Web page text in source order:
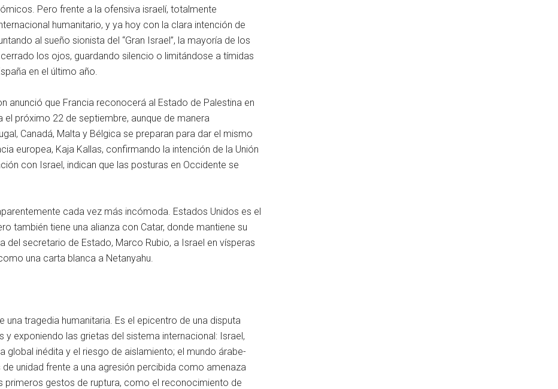
Pero frente a la ofensiva israelí, totalmente
humanitario, y ya hoy con la clara intención de
al sueño sionista del “Gran Israel”, la mayoría de los
los ojos, guardando silencio o limitándose a tímidas
en el último año.
anunció que Francia reconocerá al Estado de Palestina en
el próximo 22 de septiembre, aunque de manera
Canadá, Malta y Bélgica se preparan para dar el mismo
europea, Kaja Kallas, confirmando la intención de la Unión
con Israel, indican que las posturas en Occidente se
cada vez más incómoda. Estados Unidos es el
también tiene una alianza con Catar, donde mantiene su
del secretario de Estado, Marco Rubio, a Israel en vísperas
una carta blanca a Netanyahu.
tragedia humanitaria. Es el epicentro de una disputa
exponiendo las grietas del sistema internacional: Israel,
global inédita y el riesgo de aislamiento; el mundo árabe-
unidad frente a una agresión percibida como amenaza
primeros gestos de ruptura, como el reconocimiento de